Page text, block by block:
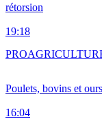
rétorsion
19:18
Poulets, bovins et
16:04
PRO